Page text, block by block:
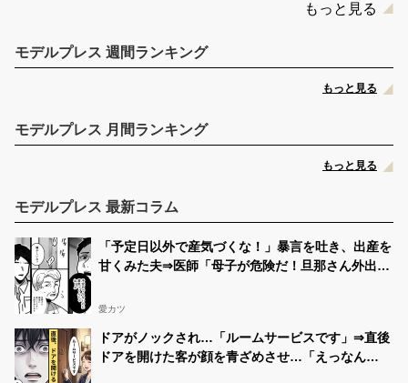
もっと見る
モデルプレス 週間ランキング
もっと見る
モデルプレス 月間ランキング
もっと見る
モデルプレス 最新コラム
「予定日以外で産気づくな！」暴言を吐き、出産を
甘くみた夫⇒医師「母子が危険だ！旦那さん外出
愛カツ
ドアがノックされ…「ルームサービスです」⇒直後
ドアを開けた客が顔を青ざめさせ…「えっなん